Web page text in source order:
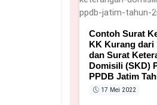
Contoh Surat
KK Kurang dari
dan Surat
Domisili (SKD)
PPDB Jatim
17 Mei 2022